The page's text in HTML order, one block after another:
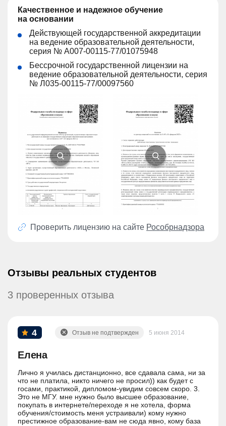
Качественное и надежное обучение
на основании
Действующей государственной аккредитации
на ведение образовательной деятельности,
серия № А007-00115-77/01075948
Бессрочной государственной лицензии на
ведение образовательной деятельности, серия
№ Л035-00115-77/00097560
Проверить лицензию на сайте Рособрнадзора
Отзывы реальных студентов
3 проверенных отзыва
4
Елена
5 июня 2014
Отзыв не подтвержден
Лично я училась дистанционно, все сдавала сама, ни за
что не платила, никто ничего не просил)) как будет с
госами, практикой, дипломом-увидим совсем скоро. 3.
Это не МГУ. мне нужно было высшее образование,
покупать в интернете/переходе я не хотела, форма
обучения/стоимость меня устраивали) кому нужно
престижное образование-вам не сюда явно, кому база